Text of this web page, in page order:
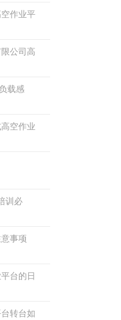
作业平
公司高
载感
空作业
训必
事项
台的日
转台如